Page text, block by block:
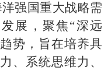
强国重大战略需
展，聚焦“深远
势，旨在培养具
、系统思维力、